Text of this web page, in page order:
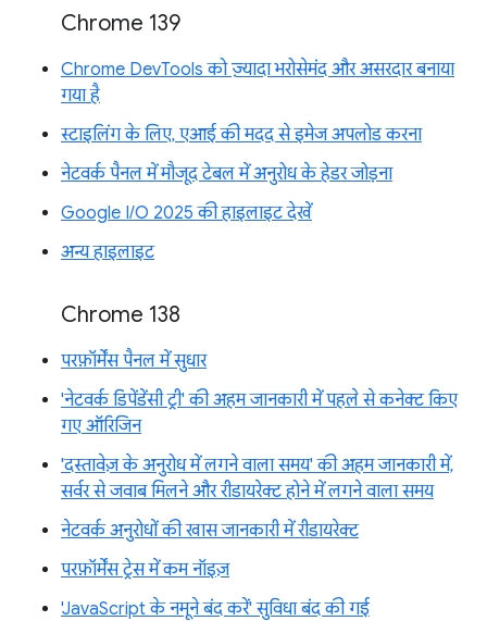
Chrome 139
Chrome DevTools को ज़्यादा भरोसेमंद और असरदार बनाया
गया है
स्टाइलिंग के लिए, एआई की मदद से इमेज अपलोड करना
नेटवर्क पैनल में मौजूद टेबल में अनुरोध के हेडर जोड़ना
Google I/O 2025 की हाइलाइट देखें
अन्य हाइलाइट
Chrome 138
परफ़ॉर्मेंस पैनल में सुधार
'नेटवर्क डिपेंडेंसी ट्री' की अहम जानकारी में पहले से कनेक्ट किए
गए ऑरिजिन
'दस्तावेज़ के अनुरोध में लगने वाला समय' की अहम जानकारी में,
सर्वर से जवाब मिलने और रीडायरेक्ट होने में लगने वाला समय
नेटवर्क अनुरोधों की खास जानकारी में रीडायरेक्ट
परफ़ॉर्मेंस ट्रेस में कम नॉइज़
'JavaScript के नमूने बंद करें' सुविधा बंद की गई